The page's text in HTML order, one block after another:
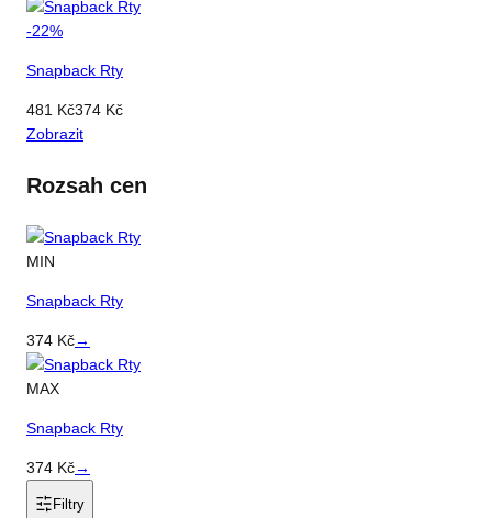
-22%
Snapback Rty
481 Kč374 Kč
Zobrazit
Rozsah cen
MIN
Snapback Rty
374 Kč→
MAX
Snapback Rty
374 Kč→
Filtry